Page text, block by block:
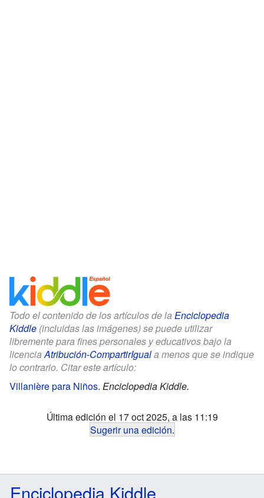
Todo el contenido de los artículos de la Enciclopedia
Kiddle (incluidas las imágenes) se puede utilizar
libremente para fines personales y educativos bajo la
licenciaAtribución-CompartirIguala menos que se indique
lo contrario. Citar este artículo:
Villanière para Niños. Enciclopedia Kiddle.
Última edición el 17 oct 2025, a las 11:19
Sugerir una edición.
Enciclopedia Kiddle